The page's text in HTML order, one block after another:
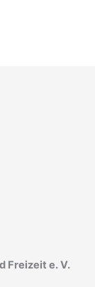
Freizeit e. V.